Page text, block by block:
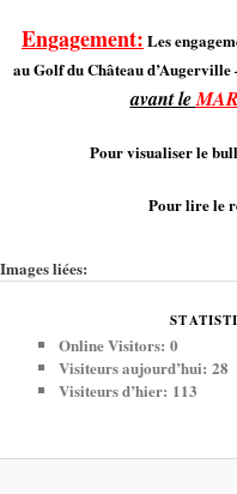
Engagement: Les
au Golf du Château d’Augerville
avant le
Pour visualiser le
Pour lire le
Images liées:
Online Visitors:0
Visiteurs aujourd’hui:28
Visiteurs d’hier: 113